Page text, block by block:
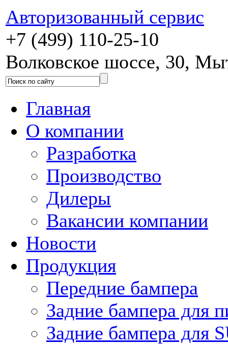
Авторизованный сервис
+7 (499) 110-25-10
Волковское шоссе, 30,
Главная
О компании
Разработка
Производство
Дилеры
Вакансии компании
Новости
Продукция
Передние бампера
Задние бампера для
Задние бампера для